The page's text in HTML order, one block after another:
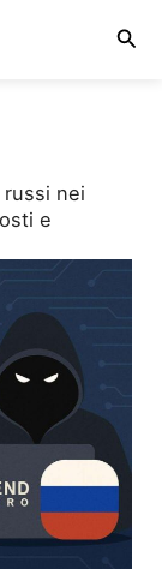
russi nei
e